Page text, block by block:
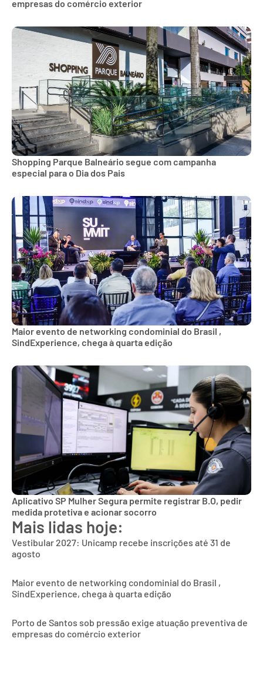
empresas do comércio exterior
Shopping Parque Balneário segue com campanha
especial para o Dia dos Pais
Maior evento de networking condominial do Brasil ,
SindExperience, chega à quarta edição
Aplicativo SP Mulher Segura permite registrar B.O, pedir
medida protetiva e acionar socorro
Mais lidas hoje:
Vestibular 2027: Unicamp recebe inscrições até 31 de
agosto
Maior evento de networking condominial do Brasil ,
SindExperience, chega à quarta edição
Porto de Santos sob pressão exige atuação preventiva de
empresas do comércio exterior